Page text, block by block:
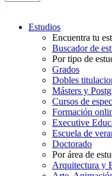
Estudios
Encuentra tu
Buscador de
Por tipo de
Grados
Dobles
Másters y
Cursos de
Formación
Executive
Escuela de
Doctorado
Por área de
Arquitectura y